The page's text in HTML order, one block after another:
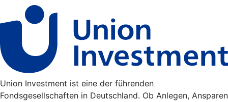
Union Investment ist eine der führenden
Fondsgesellschaften in Deutschland. Ob Anlegen, Ansparen